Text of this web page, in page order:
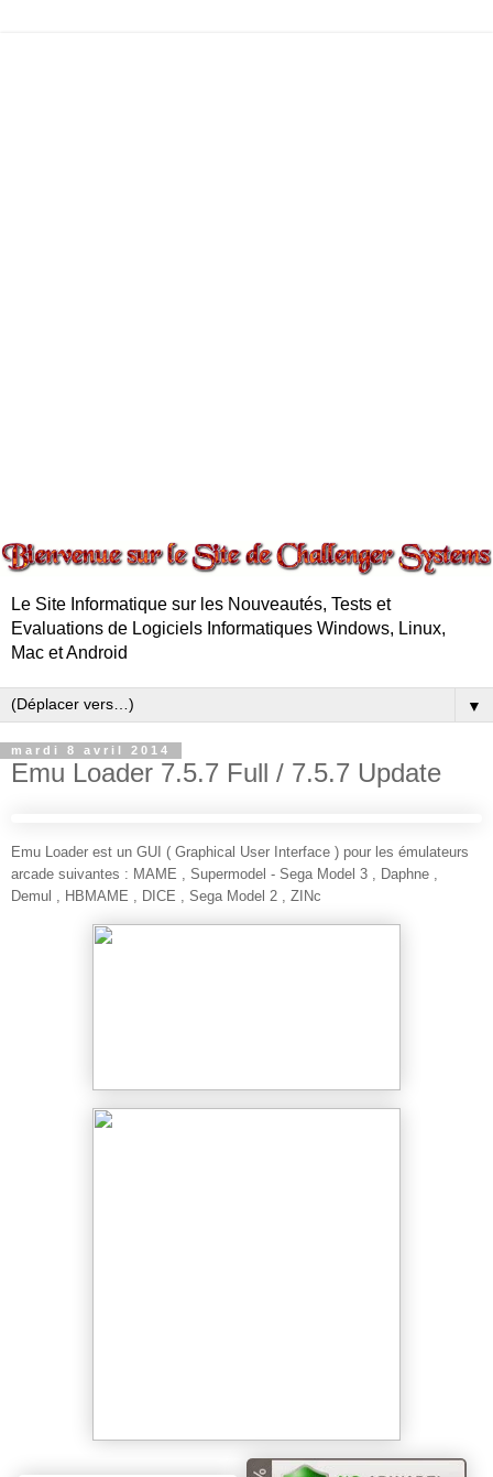
Le Site Informatique sur les Nouveautés, Tests et
Evaluations de Logiciels Informatiques Windows, Linux,
Mac et Android
▼
mardi 8 avril 2014
Emu Loader 7.5.7 Full / 7.5.7 Update
Emu Loader est un GUI ( Graphical User Interface ) pour les émulateurs
arcade suivantes : MAME , Supermodel - Sega Model 3 , Daphne ,
Demul , HBMAME , DICE , Sega Model 2 , ZINc